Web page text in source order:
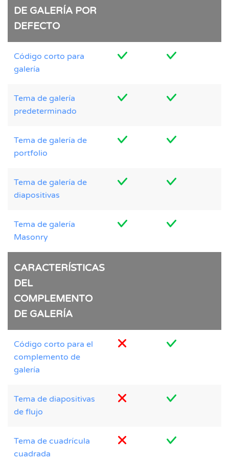
DE GALERÍA POR
DEFECTO
Código corto para
galería
Tema de galería
predeterminado
Tema de galería de
portfolio
Tema de galería de
diapositivas
Tema de galería
Masonry
CARACTERÍSTICAS
DEL
COMPLEMENTO
DE GALERÍA
Código corto para el
complemento de
galería
Tema de diapositivas
de flujo
Tema de cuadrícula
cuadrada